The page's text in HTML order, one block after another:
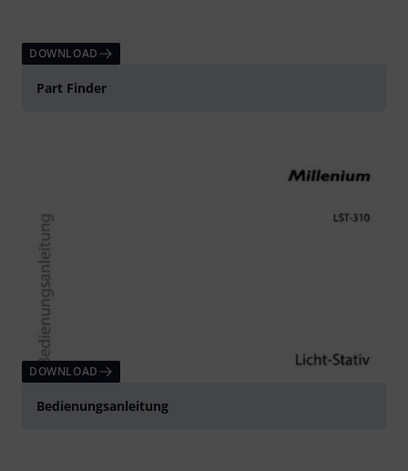
DOWNLOAD
Part Finder
DOWNLOAD
Bedienungsanleitung